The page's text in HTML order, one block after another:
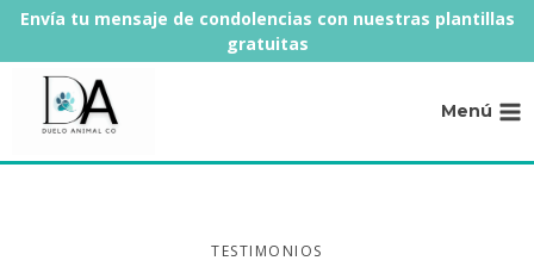
Saltar
contenido
Envía tu mensaje de condolencias con nuestras plantillas
gratuitas
Menú
TESTIMONIOS